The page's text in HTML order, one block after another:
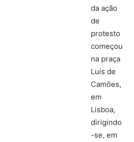
da ação
de
protesto
começou
na praça
Luís de
Camões,
em
Lisboa,
dirigindo
-se, em